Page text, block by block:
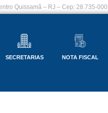
Quissamã – RJ – Cep: 28.735-000
SECRETARIAS NOTA FISCAL